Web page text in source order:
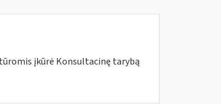
įkūrė Konsultacinę tarybą